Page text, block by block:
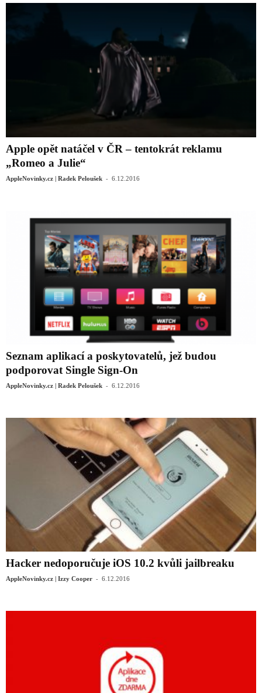
Apple opět natáčel v ČR – tentokrát reklamu
„Romeo a Julie“
AppleNovinky.cz | Radek Peloušek - 6.12.2016
Seznam aplikací a poskytovatelů, jež budou
podporovat Single Sign-On
AppleNovinky.cz | Radek Peloušek - 6.12.2016
Hacker nedoporučuje iOS 10.2 kvůli jailbreaku
AppleNovinky.cz | Izzy Cooper - 6.12.2016